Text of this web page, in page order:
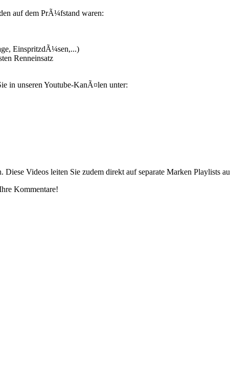
auf dem PrÃ¼fstand waren:
EinspritzdÃ¼sen,...)
Renneinsatz
in unseren Youtube-KanÃ¤len unter:
Videos leiten Sie zudem direkt auf separate Marken Playlists
Kommentare!